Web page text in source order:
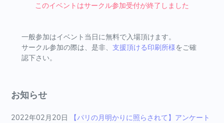
このイベントはサークル参加受付が終了しました
一般参加はイベント当日に無料で入場頂けます。
サークル参加の際は、是非、 支援頂ける印刷所様をご確
認下さい。
お知らせ
2022年02月20日
【パリの月明かりに照らされて】アンケート